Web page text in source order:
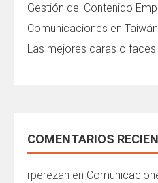
Gestión del Contenido
Comunicaciones en Taiwán
Las mejores caras o
COMENTARIOS
rperezan en